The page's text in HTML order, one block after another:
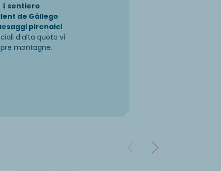
sentiero
de Gállego.
pirenaici
d'alta quota vi
montagne.